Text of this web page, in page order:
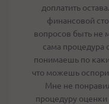
доплатить
финансовой
вопросов быть не
сама процедура
понимаешь по
что можешь
Мне не
процедуру